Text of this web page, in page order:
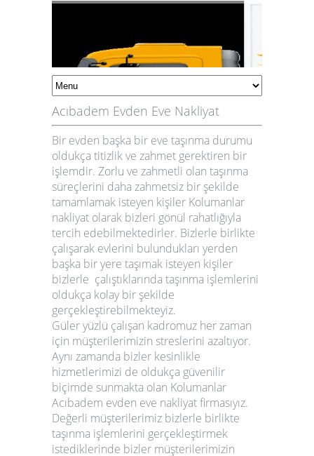
Acıbadem Evden Eve Nakliyat
Bir evden başka bir eve taşınma durumu
oldukça titizlik ve zahmet gerektiren bir
işlemdir. Zorlu ve zahmetli olan taşınma
süreçlerini daha zahmetsiz bir şekilde
tamamlamak isteyen kişiler Kolumanlar
nakliyat olarak bizleri gönül rahatlığıyla
tercih edebilmektedirler. Bizlerle birlikte
çalışarak evlerini bulundukları yerden
başka bir yere taşımak isteyen kişiler
bizlerle çalıştıklarında taşınma işlemlerini
oldukça kolay bir şekilde
gerçekleştirebilmekteyiz.
Güler yüzlü çalışan kadromuz her zaman
için müşterilerimizin streslerini azaltıyor.
Aynı zamanda bizler kesinlikle
hizmetlerimizi de oldukça güvenilir
biçimde sunmakta olan Kolumanlar
Acıbadem evden eve nakliyatfirmasıyız.
Değerli müşterilerimiz bizlerle birlikte
taşınma işlemlerini gerçekleştirmek
istediklerinde bizler müşterilerimizin